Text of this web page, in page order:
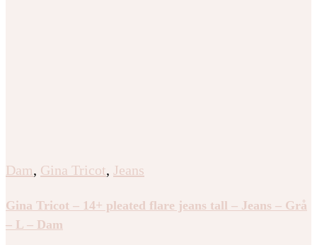
Dam, Gina Tricot, Jeans
Gina Tricot – 14+ pleated flare jeans tall – Jeans – Grå
– L – Dam